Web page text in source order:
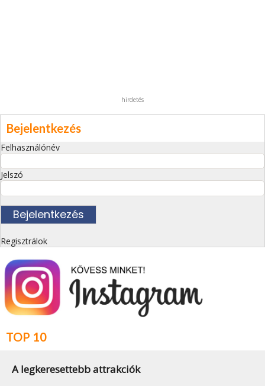
hirdetés
Bejelentkezés
Felhasználónév
Jelszó
Regisztrálok
TOP 10
A legkeresettebb attrakciók